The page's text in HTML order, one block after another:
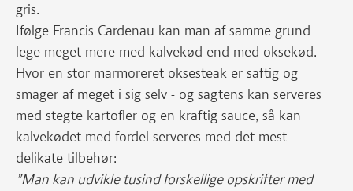
gris.
Ifølge Francis Cardenau kan man af samme grund
lege meget mere med kalvekød end med oksekød.
Hvor en stor marmoreret oksesteak er saftig og
smager af meget i sig selv - og sagtens kan serveres
med stegte kartofler og en kraftig sauce, så kan
kalvekødet med fordel serveres med det mest
delikate tilbehør:
”Man kan udvikle tusind forskellige opskrifter med